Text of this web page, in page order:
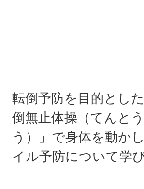
転倒予防を目的とし
倒無止体操（てんと
う）」で身体を動か
イル予防について学